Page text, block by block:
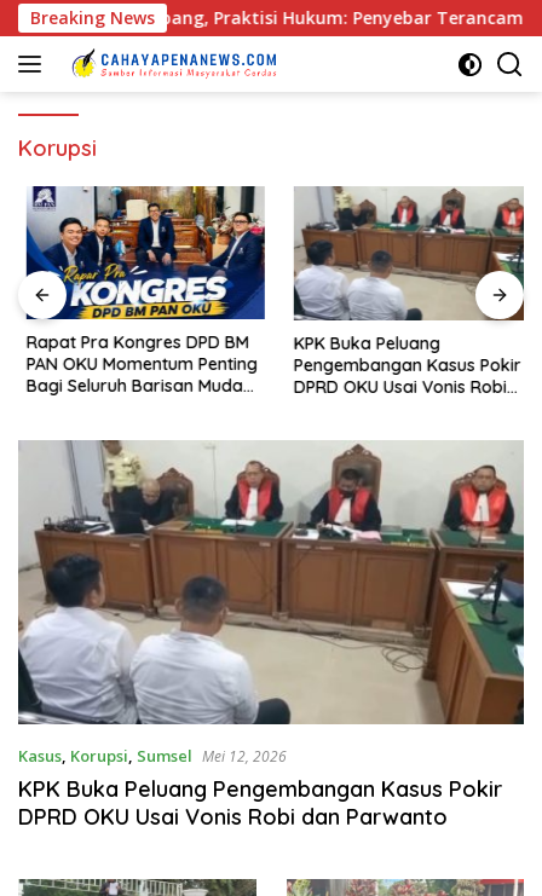
Langsung
ke
konten
Breaking News
di Palembang, Praktisi Hukum: Penyebar Terancam Pidana
Korupsi
Rapat Pra Kongres DPD BM
PAN OKU Momentum Penting
Bagi Seluruh Barisan Muda
KPK Buka Peluang
Pengembangan Kasus Pokir
DPRD OKU Usai Vonis Robi
Kasus, Korupsi, Sumsel Mei 12, 2026
KPK Buka Peluang Pengembangan Kasus Pokir
DPRD OKU Usai Vonis Robi dan Parwanto